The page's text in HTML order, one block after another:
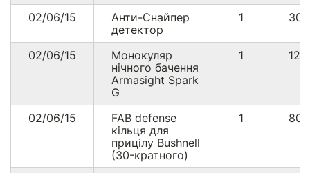
02/06/15
Анти-Снайпер
детектор
1
02/06/15
Монокуляр
нічного бачення
Armasight Spark
G
1
02/06/15
FAB defense
кільця для
прицілу Bushnell
(30-кратного)
1